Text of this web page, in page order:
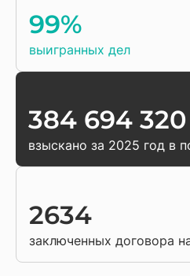
99%
выигранных дел
384 694 320
взыскано за 2025 год в
2634
заключенных договора